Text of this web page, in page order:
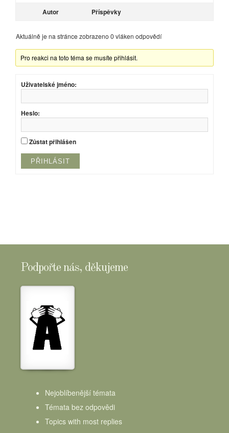
Autor Příspěvky
Aktuálně je na stránce zobrazeno 0 vláken odpovědí
Pro reakci na toto téma se musíte přihlásit.
Uživatelské jméno:
Heslo:
Zůstat přihlášen
PŘIHLÁSIT
Podpořte nás, děkujeme
Nejoblíbenější témata
Témata bez odpovědi
Topics with most replies